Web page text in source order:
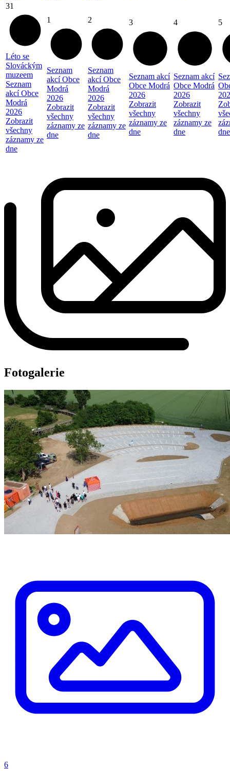
31
Léto se
Slováckým
muzeem
Seznam
akcí Obce
Modrá
2026
Zobrazit
všechny
záznamy ze
dne
1
Seznam
akcí Obce
Modrá
2026
Zobrazit
všechny
záznamy ze
dne
2
Seznam
akcí Obce
Modrá
2026
Zobrazit
všechny
záznamy ze
dne
3
Seznam akcí
Obce Modrá
2026
Zobrazit
všechny
záznamy ze
dne
4
Seznam akcí
Obce Modrá
2026
Zobrazit
všechny
záznamy ze
dne
5
dne
Fotogalerie
6